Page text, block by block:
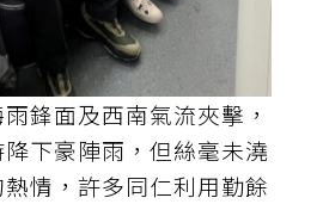
鋒面及西南氣流夾擊，
下豪陣雨，但絲毫未澆
情，許多同仁利用勤餘